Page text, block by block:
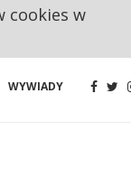
WYWIADY
cookies w